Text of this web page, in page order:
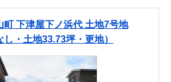
町 下津屋下ノ浜代 土地7号地
し・土地33.73坪・更地）